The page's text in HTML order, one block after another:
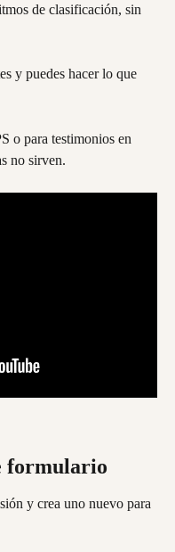
de clasificación, sin
y puedes hacer lo que
o para testimonios en
no sirven.
formulario
y crea uno nuevo para